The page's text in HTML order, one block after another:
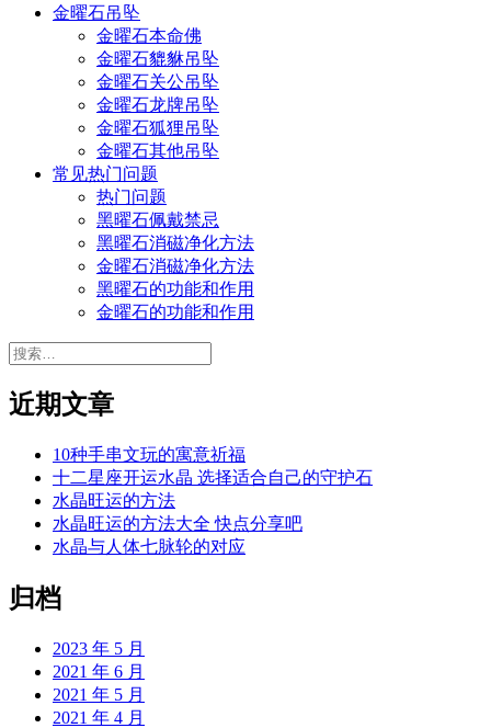
金曜石吊坠
金曜石本命佛
金曜石貔貅吊坠
金曜石关公吊坠
金曜石龙牌吊坠
金曜石狐狸吊坠
金曜石其他吊坠
常见热门问题
热门问题
黑曜石佩戴禁忌
黑曜石消磁净化方法
金曜石消磁净化方法
黑曜石的功能和作用
金曜石的功能和作用
搜
近期文章
10种手串文玩的寓意祈福
十二星座开运水晶 选择适合自己的守护石
水晶旺运的方法
水晶旺运的方法大全 快点分享吧
水晶与人体七脉轮的对应
归档
2023 年 5 月
2021 年 6 月
2021 年 5 月
2021 年 4 月